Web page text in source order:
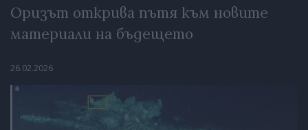
Оризът открива пътя към новите
материали на бъдещето
26.02.2026